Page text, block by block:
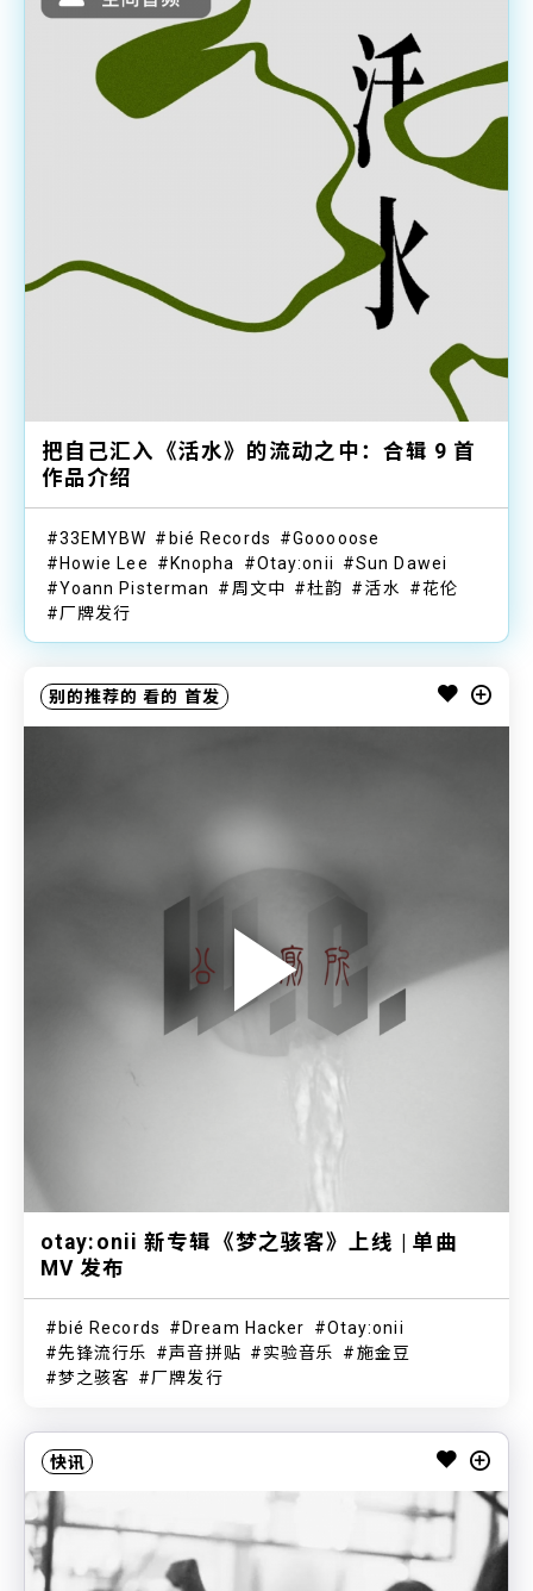
把自己汇入《活水》的流动之中：合辑 9 首
作品介绍
33EMYBW bié Records
Gooooose
Howie Lee
Knopha Otay:onii
Sun Dawei
Yoann Pisterman
周文中 杜韵 活水
花伦
厂牌发行
别的推荐的 看的 首发
otay:onii 新专辑《梦之骇客》上线 | 单曲
MV 发布
bié Records Dream Hacker
Otay:onii
先锋流行乐
声音拼贴 实验音乐
施金豆
梦之骇客
厂牌发行
快讯